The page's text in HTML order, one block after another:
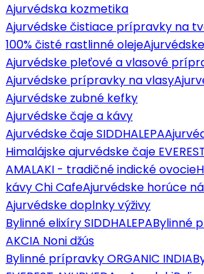
Ajurvédska kozmetika
Ajurvédske čistiace prípravky na
100% čisté rastlinné oleje
Ajurvédske pleťové a vlasové
Ajurvédske prípravky na vlasy
Ajurvédske zubné kefky
Ajurvédske čaje a kávy
Ajurvédske čaje SIDDHALEPA
Himalájske ajurvédske čaje
AMALAKI - tradičné indické ovocie
kávy Chi CafeAjurvédske horúce
Ajurvédske doplnky výživy
Bylinné elixíry SIDDHALEPABylinné
AKCIA Noni džús
Bylinné prípravky ORGANIC INDIA